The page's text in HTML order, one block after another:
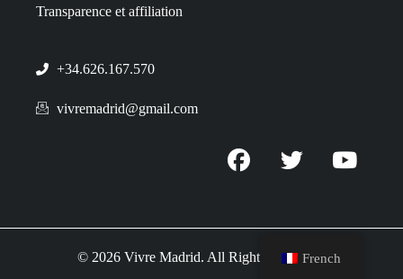
Transparence et affiliation
+34.626.167.570
vivremadrid@gmail.com
© 2026 Vivre Madrid. All Rights Reserved.
French